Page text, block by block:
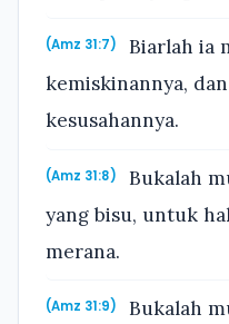
(Amz 31:7)
Biarlah ia
kemiskinannya,
kesusahannya.
(Amz 31:8)
Bukalah
yang bisu, untuk
merana.
(Amz 31:9)
Bukalah